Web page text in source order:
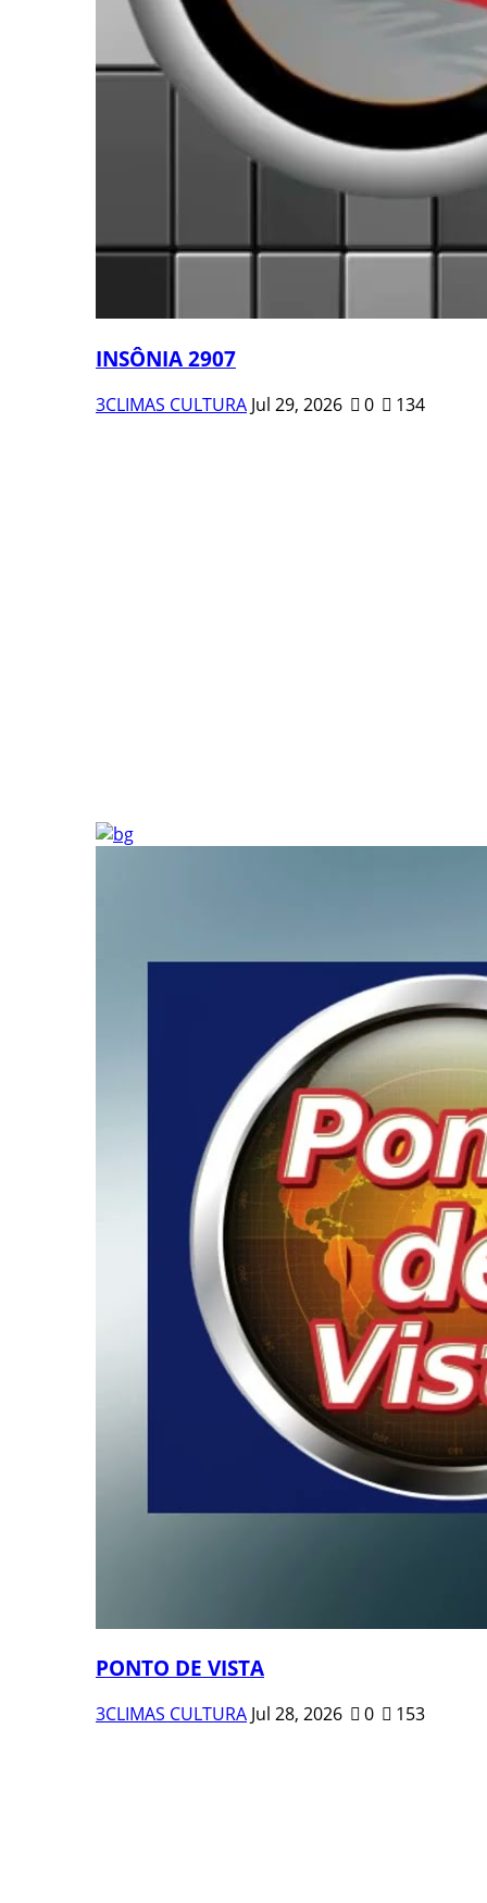
INSÔNIA 2907
3CLIMAS CULTURA Jul 29, 2026 0 134
PONTO DE VISTA
3CLIMAS CULTURA Jul 28, 2026 0 153